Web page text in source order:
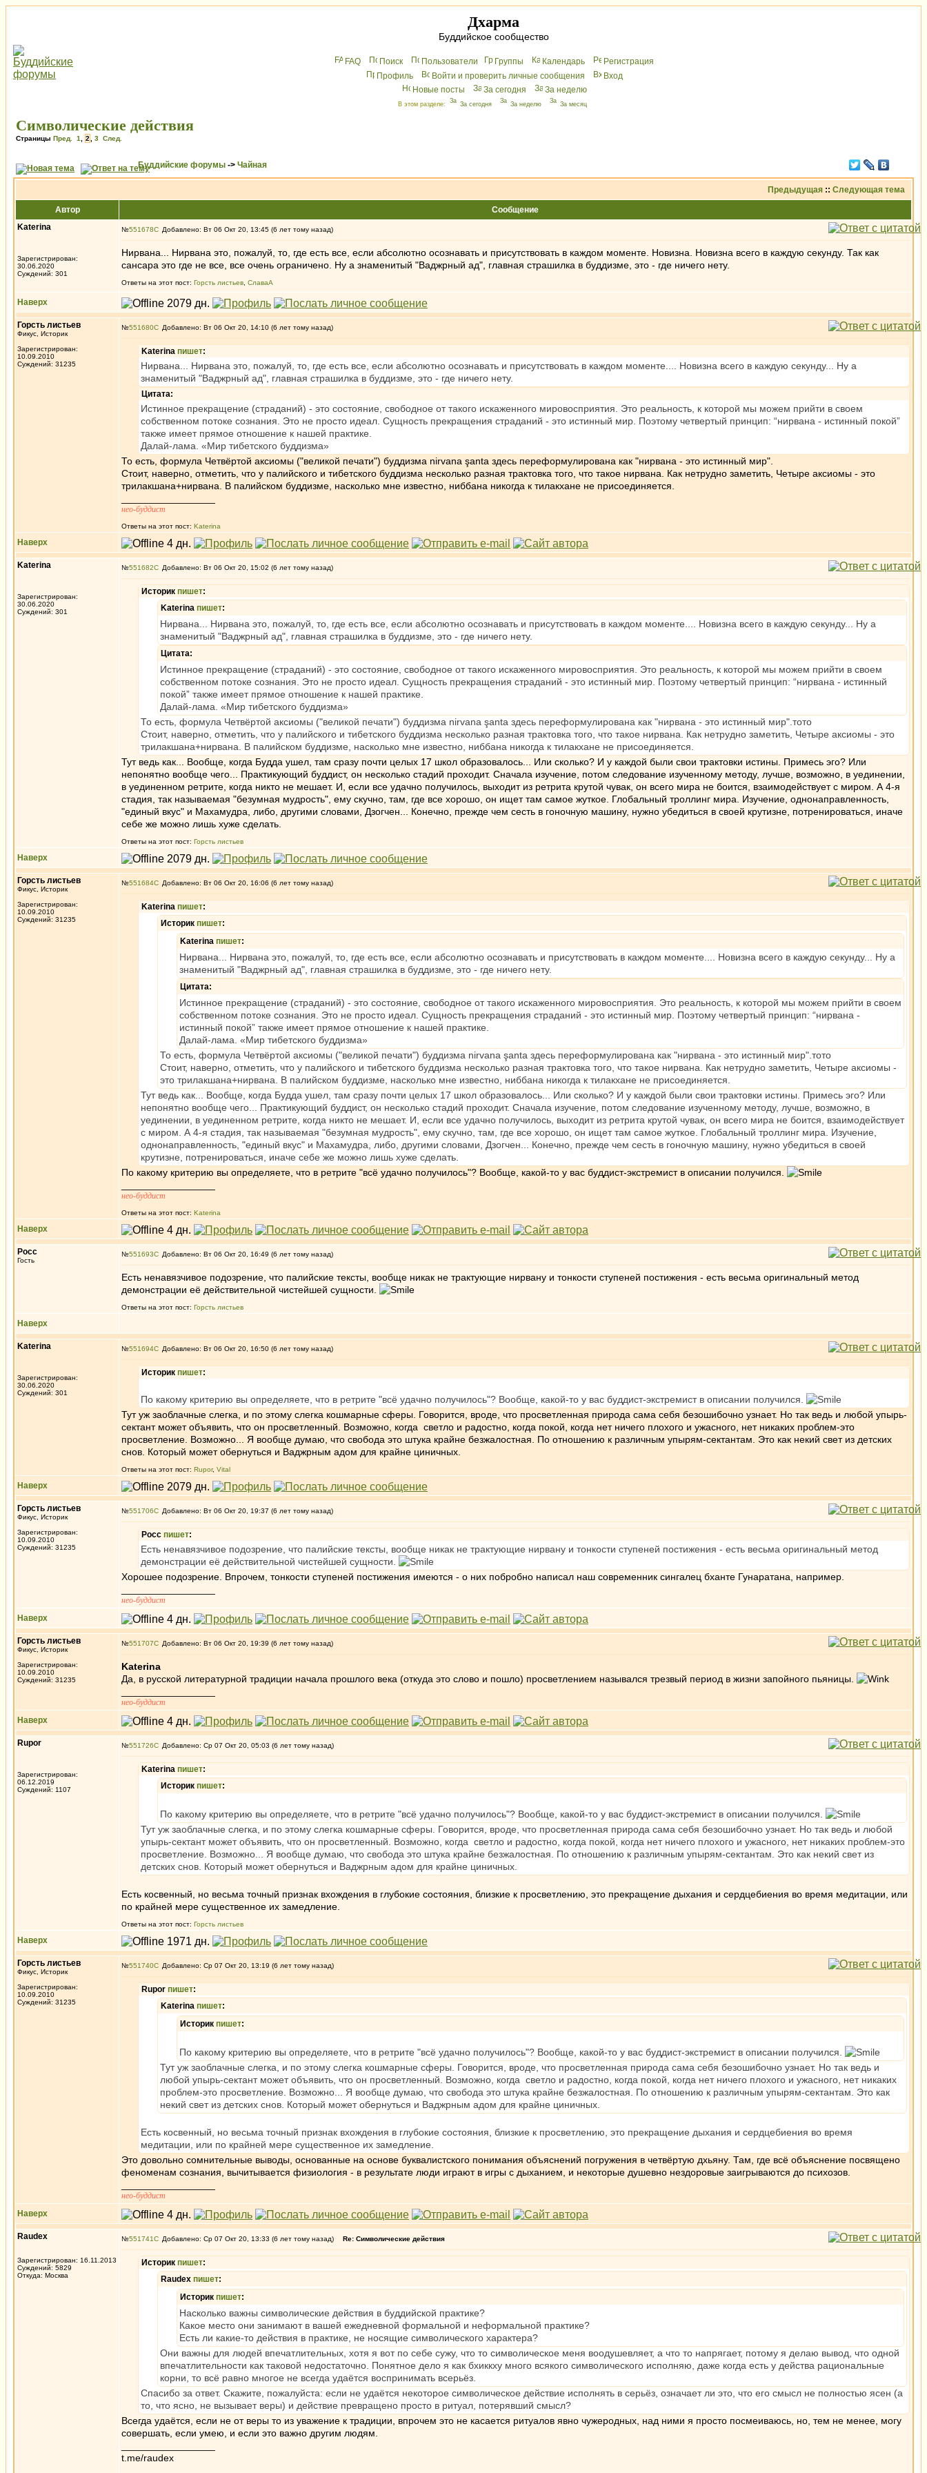
Дхарма
Буддийское сообщество
FAQ Поиск Пользователи Группы Календарь
Peгиcтрaция
Профиль
Войти и проверить личные сообщения
Вхoд
Новые посты
За сегодня За неделю
В этом разделе: За сегодня За неделю За месяц
Символические действия
Страницы Пред. 1 2 3 След.
Буддийские форумы -> Чайная
Предыдущая :: Следующая тема
Автор
Сообщение
Katerina
Зарегистрирован:
30.06.2020
Суждений: 301
№551678 Добавлено: Вт 06 Окт 20, 13:45 (6 лет тому назад)
Нирвана... Нирвана это, пожалуй, то, где есть все, если абсолютно осознавать и присутствовать в каждом моменте. Новизна. Новизна всего в каждую секунду. Так как
сансара это где не все, все очень ограничено. Ну а знаменитый "Ваджрный ад", главная страшилка в буддизме, это - где ничего нету.
Ответы на этот пост: Горсть листьев СлаваА
Наверх
Горсть листьев
Фикус, Историк
Зарегистрирован:
10.09.2010
Суждений: 31235
№551680 Добавлено: Вт 06 Окт 20, 14:10 (6 лет тому назад)
Katerina пишет:
Нирвана... Нирвана это, пожалуй, то, где есть все, если абсолютно осознавать и присутствовать в каждом моменте.... Новизна всего в каждую секунду... Ну а
знаменитый "Ваджрный ад", главная страшилка в буддизме, это - где ничего нету.
Цитата:
Истинное прекращение (страданий) - это состояние, свободное от такого искаженного мировосприятия. Это реальность, к которой мы можем прийти в своем
собственном потоке сознания. Это не просто идеал. Сущность прекращения страданий - это истинный мир. Поэтому четвертый принцип: “нирвана - истинный покой”
также имеет прямое отношение к нашей практике.
Далай-лама. «Мир тибетского буддизма»
То есть, формула Четвёртой аксиомы ("великой печати") буддизма nirvana şanta здесь переформулирована как "нирвана - это истинный мир".
Стоит, наверно, отметить, что у палийского и тибетского буддизма несколько разная трактовка того, что такое нирвана. Как нетрудно заметить, Четыре аксиомы - это
трилакшана+нирвана. В палийском буддизме, насколько мне известно, ниббана никогда к тилакхане не присоединяется.
нео-буддист
Ответы на этот пост: Katerina
Наверх
Katerina
Зарегистрирован:
30.06.2020
Суждений: 301
№551682 Добавлено: Вт 06 Окт 20, 15:02 (6 лет тому назад)
Историк пишет:
Katerina пишет:
Нирвана... Нирвана это, пожалуй, то, где есть все, если абсолютно осознавать и присутствовать в каждом моменте.... Новизна всего в каждую секунду... Ну а
знаменитый "Ваджрный ад", главная страшилка в буддизме, это - где ничего нету.
Цитата:
Истинное прекращение (страданий) - это состояние, свободное от такого искаженного мировосприятия. Это реальность, к которой мы можем прийти в своем
собственном потоке сознания. Это не просто идеал. Сущность прекращения страданий - это истинный мир. Поэтому четвертый принцип: “нирвана - истинный
покой” также имеет прямое отношение к нашей практике.
Далай-лама. «Мир тибетского буддизма»
То есть, формула Четвёртой аксиомы ("великой печати") буддизма nirvana şanta здесь переформулирована как "нирвана - это истинный мир".тото
Стоит, наверно, отметить, что у палийского и тибетского буддизма несколько разная трактовка того, что такое нирвана. Как нетрудно заметить, Четыре аксиомы - это
трилакшана+нирвана. В палийском буддизме, насколько мне известно, ниббана никогда к тилакхане не присоединяется.
Тут ведь как... Вообще, когда Будда ушел, там сразу почти целых 17 школ образовалось... Или сколько? И у каждой были свои трактовки истины. Примесь эго? Или
непонятно вообще чего... Практикующий буддист, он несколько стадий проходит. Сначала изучение, потом следование изученному методу, лучше, возможно, в уединении,
в уединенном ретрите, когда никто не мешает. И, если все удачно получилось, выходит из ретрита крутой чувак, он всего мира не боится, взаимодействует с миром. А 4-я
стадия, так называемая "безумная мудрость", ему скучно, там, где все хорошо, он ищет там самое жуткое. Глобальный троллинг мира. Изучение, однонаправленность,
"единый вкус" и Махамудра, либо, другими словами, Дзогчен... Конечно, прежде чем сесть в гоночную машину, нужно убедиться в своей крутизне, потренироваться, иначе
себе же можно лишь хуже сделать.
Ответы на этот пост: Горсть листьев
Наверх
Горсть листьев
Фикус, Историк
Зарегистрирован:
10.09.2010
Суждений: 31235
№551684 Добавлено: Вт 06 Окт 20, 16:06 (6 лет тому назад)
Katerina пишет:
Историк пишет:
Katerina пишет:
Нирвана... Нирвана это, пожалуй, то, где есть все, если абсолютно осознавать и присутствовать в каждом моменте.... Новизна всего в каждую секунду... Ну а
знаменитый "Ваджрный ад", главная страшилка в буддизме, это - где ничего нету.
Цитата:
Истинное прекращение (страданий) - это состояние, свободное от такого искаженного мировосприятия. Это реальность, к которой мы можем прийти в своем
собственном потоке сознания. Это не просто идеал. Сущность прекращения страданий - это истинный мир. Поэтому четвертый принцип: “нирвана -
истинный покой” также имеет прямое отношение к нашей практике.
Далай-лама. «Мир тибетского буддизма»
То есть, формула Четвёртой аксиомы ("великой печати") буддизма nirvana şanta здесь переформулирована как "нирвана - это истинный мир".тото
Стоит, наверно, отметить, что у палийского и тибетского буддизма несколько разная трактовка того, что такое нирвана. Как нетрудно заметить, Четыре аксиомы -
это трилакшана+нирвана. В палийском буддизме, насколько мне известно, ниббана никогда к тилакхане не присоединяется.
Тут ведь как... Вообще, когда Будда ушел, там сразу почти целых 17 школ образовалось... Или сколько? И у каждой были свои трактовки истины. Примесь эго? Или
непонятно вообще чего... Практикующий буддист, он несколько стадий проходит. Сначала изучение, потом следование изученному методу, лучше, возможно, в
уединении, в уединенном ретрите, когда никто не мешает. И, если все удачно получилось, выходит из ретрита крутой чувак, он всего мира не боится, взаимодействует
с миром. А 4-я стадия, так называемая "безумная мудрость", ему скучно, там, где все хорошо, он ищет там самое жуткое. Глобальный троллинг мира. Изучение,
однонаправленность, "единый вкус" и Махамудра, либо, другими словами, Дзогчен... Конечно, прежде чем сесть в гоночную машину, нужно убедиться в своей
крутизне, потренироваться, иначе себе же можно лишь хуже сделать.
По какому критерию вы определяете, что в ретрите "всё удачно получилось"? Вообще, какой-то у вас буддист-экстремист в описании получился.
нео-буддист
Ответы на этот пост: Katerina
Наверх
Росс
Гость
№551693 Добавлено: Вт 06 Окт 20, 16:49 (6 лет тому назад)
Есть ненавязчивое подозрение, что палийские тексты, вообще никак не трактующие нирвану и тонкости ступеней постижения - есть весьма оригинальный метод
демонстрации её действительной чистейшей сущности.
Ответы на этот пост: Горсть листьев
Наверх
Katerina
Зарегистрирован:
30.06.2020
Суждений: 301
№551694 Добавлено: Вт 06 Окт 20, 16:50 (6 лет тому назад)
Историк пишет:
По какому критерию вы определяете, что в ретрите "всё удачно получилось"? Вообще, какой-то у вас буддист-экстремист в описании получился.
Тут уж заоблачные слегка, и по этому слегка кошмарные сферы. Говорится, вроде, что просветленная природа сама себя безошибочно узнает. Но так ведь и любой упырь-
сектант может объявить, что он просветленный. Возможно, когда светло и радостно, когда покой, когда нет ничего плохого и ужасного, нет никаких проблем-это
просветление. Возможно... Я вообще думаю, что свобода это штука крайне безжалостная. По отношению к различным упырям-сектантам. Это как некий свет из детских
снов. Который может обернуться и Ваджрным адом для крайне циничных.
Ответы на этот пост: Rupor, Vital
Наверх
Горсть листьев
Фикус, Историк
Зарегистрирован:
10.09.2010
Суждений: 31235
№551706 Добавлено: Вт 06 Окт 20, 19:37 (6 лет тому назад)
Росс пишет:
Есть ненавязчивое подозрение, что палийские тексты, вообще никак не трактующие нирвану и тонкости ступеней постижения - есть весьма оригинальный метод
демонстрации её действительной чистейшей сущности.
Хорошее подозрение. Впрочем, тонкости ступеней постижения имеются - о них побробно написал наш современник сингалец бханте Гунаратана, например.
нео-буддист
Наверх
Горсть листьев
Фикус, Историк
Зарегистрирован:
10.09.2010
Суждений: 31235
№551707 Добавлено: Вт 06 Окт 20, 19:39 (6 лет тому назад)
Katerina
Да, в русской литературной традиции начала прошлого века (откуда это слово и пошло) просветлением назывался трезвый период в жизни запойного пьяницы.
нео-буддист
Наверх
Rupor
Зарегистрирован:
06.12.2019
Суждений: 1107
№551726 Добавлено: Ср 07 Окт 20, 05:03 (6 лет тому назад)
Katerina пишет:
Историк пишет:
По какому критерию вы определяете, что в ретрите "всё удачно получилось"? Вообще, какой-то у вас буддист-экстремист в описании получился.
Тут уж заоблачные слегка, и по этому слегка кошмарные сферы. Говорится, вроде, что просветленная природа сама себя безошибочно узнает. Но так ведь и любой
упырь-сектант может объявить, что он просветленный. Возможно, когда светло и радостно, когда покой, когда нет ничего плохого и ужасного, нет никаких проблем-это
просветление. Возможно... Я вообще думаю, что свобода это штука крайне безжалостная. По отношению к различным упырям-сектантам. Это как некий свет из
детских снов. Который может обернуться и Ваджрным адом для крайне циничных.
Есть косвенный, но весьма точный признак вхождения в глубокие состояния, близкие к просветлению, это прекращение дыхания и сердцебиения во время медитации, или
по крайней мере существенное их замедление.
Ответы на этот пост: Горсть листьев
Наверх
Горсть листьев
Фикус, Историк
Зарегистрирован:
10.09.2010
Суждений: 31235
№551740 Добавлено: Ср 07 Окт 20, 13:19 (6 лет тому назад)
Rupor пишет:
Katerina пишет:
Историк пишет:
По какому критерию вы определяете, что в ретрите "всё удачно получилось"? Вообще, какой-то у вас буддист-экстремист в описании получился.
Тут уж заоблачные слегка, и по этому слегка кошмарные сферы. Говорится, вроде, что просветленная природа сама себя безошибочно узнает. Но так ведь и
любой упырь-сектант может объявить, что он просветленный. Возможно, когда светло и радостно, когда покой, когда нет ничего плохого и ужасного, нет никаких
проблем-это просветление. Возможно... Я вообще думаю, что свобода это штука крайне безжалостная. По отношению к различным упырям-сектантам. Это как
некий свет из детских снов. Который может обернуться и Ваджрным адом для крайне циничных.
Есть косвенный, но весьма точный признак вхождения в глубокие состояния, близкие к просветлению, это прекращение дыхания и сердцебиения во время
медитации, или по крайней мере существенное их замедление.
Это довольно сомнительные выводы, основанные на основе буквалистского понимания объяснений погружения в четвёртую дхьяну. Там, где всё объяснение посвящено
феноменам сознания, вычитывается физиология - в результате люди играют в игры с дыханием, и некоторые душевно нездоровые заигрываются до психозов.
нео-буддист
Наверх
Raudex
Зарегистрирован: 16.11.2013
Суждений: 5829
Откуда: Москва
№551741 Добавлено: Ср 07 Окт 20, 13:33 (6 лет тому назад) Re: Символические действия
Историк пишет:
Raudex пишет:
Историк пишет:
Насколько важны символические действия в буддийской практике?
Какое место они занимают в вашей ежедневной формальной и неформальной практике?
Есть ли какие-то действия в практике, не носящие символического характера?
Они важны для людей впечатлительных, хотя я вот по себе сужу, что то символическое меня воодушевляет, а что то напрягает, потому я делаю вывод, что одной
впечатлительности как таковой недостаточно. Понятное дело я как бхиккху много всякого символического исполняю, даже когда есть у действа рациональные
корни, то всё равно многое не всегда удаётся воспринимать всерьёз.
Спасибо за ответ. Скажите, пожалуйста: если не удаётся некоторое символическое действие исполнять в серьёз, означает ли это, что его смысл не полностью ясен (а
то, что ясно, не вызывает веры) и действие превращено просто в ритуал, потерявший смысл?
Всегда удаётся, если не от веры то из уважение к традиции, впрочем это не касается ритуалов явно чужеродных, над ними я просто посмеиваюсь, но, тем не менее, могу
совершать, если умею, и если это важно другим людям.
t.me/raudex